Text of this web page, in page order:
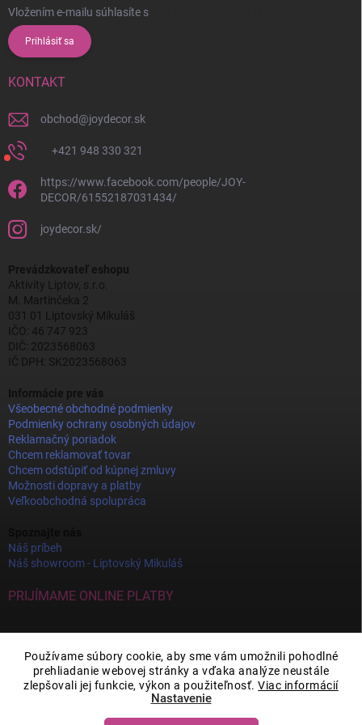
Používame súbory cookie, aby sme vám umožnili pohodlné
prehliadanie webovej stránky a vďaka analýze neustále
zlepšovali jej funkcie, výkon a použiteľnosť.Viac informácií
Nastavenie
Vložením e-mailu súhlasíte s
Prihlásiť sa
KONTAKT
obchod@joydecor.sk
+421 948 330 321
https://www.facebook.com/people/JOY-
DECOR/61552187031434/
joydecor.sk/
Prevádzkovateľ eshopu
Aktivity Liptov, s.r.o.
M. Martinčeka 2
031 01 Liptovský Mikuláš
IČO: 46 747 923
DIČ: 2023568063
IČ DPH: SK2023568063
Informácie pre vás
Všeobecné obchodné podmienky
Podmienky ochrany osobných údajov
Reklamačný poriadok
Chcem reklamovať tovar
Chcem odstúpiť od kúpnej zmluvy
Možnosti dopravy a platby
Veľkoobchodná spolupráca
Náš príbeh
Náš showroom - Liptovský Mikuláš
PRIJÍMAME ONLINE PLATBY